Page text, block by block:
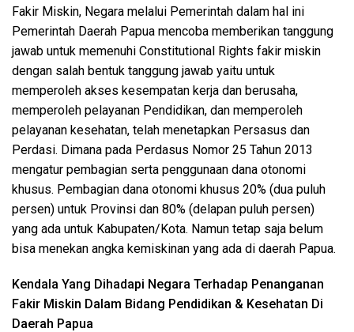
Fakir Miskin, Negara melalui Pemerintah dalam hal ini
Pemerintah Daerah Papua mencoba memberikan tanggung
jawab untuk memenuhi Constitutional Rights fakir miskin
dengan salah bentuk tanggung jawab yaitu untuk
memperoleh akses kesempatan kerja dan berusaha,
memperoleh pelayanan Pendidikan, dan memperoleh
pelayanan kesehatan, telah menetapkan Persasus dan
Perdasi. Dimana pada Perdasus Nomor 25 Tahun 2013
mengatur pembagian serta penggunaan dana otonomi
khusus. Pembagian dana otonomi khusus 20% (dua puluh
persen) untuk Provinsi dan 80% (delapan puluh persen)
yang ada untuk Kabupaten/Kota. Namun tetap saja belum
bisa menekan angka kemiskinan yang ada di daerah Papua.
Kendala Yang Dihadapi Negara Terhadap Penanganan
Fakir Miskin Dalam Bidang Pendidikan & Kesehatan Di
Daerah Papua